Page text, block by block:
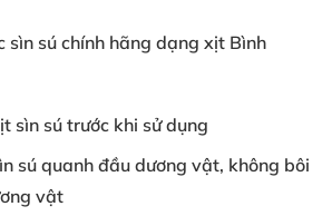
sìn sú chính hãng dạng xịt Bình
sìn sú trước khi sử dụng
sú quanh đầu dương vật, không bôi
vật